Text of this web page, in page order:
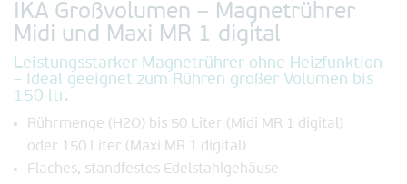
IKA Großvolumen – Magnetrührer
Midi und Maxi MR 1 digital
Leistungsstarker Magnetrührer ohne Heizfunktion
– Ideal geeignet zum Rühren großer Volumen bis
150 ltr.
Rührmenge (H2O) bis 50 Liter (Midi MR 1 digital)
oder 150 Liter (Maxi MR 1 digital)
Flaches, standfestes Edelstahlgehäuse